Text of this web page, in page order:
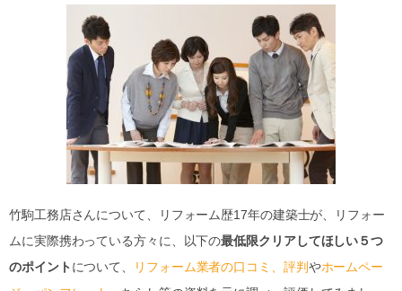
竹駒工務店さんについて、リフォーム歴17年の建築士が、リフォー
ムに実際携わっている方々に、以下の最低限クリアしてほしい５つ
のポイント について、 リフォーム業者の口コミ、評判やホームペー